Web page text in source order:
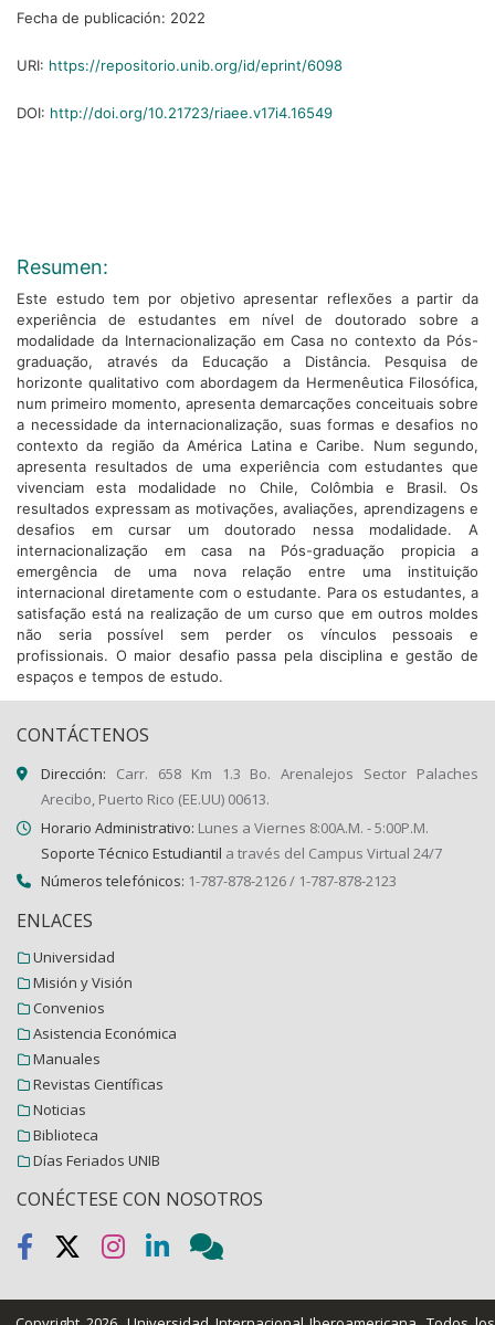
Fecha de publicación: 2022
URI: https://repositorio.unib.org/id/eprint/6098
DOI: http://doi.org/10.21723/riaee.v17i4.16549
Resumen:
Este estudo tem por objetivo apresentar reflexões a partir da
experiência de estudantes em nível de doutorado sobre a
modalidade da Internacionalização em Casa no contexto da Pós-
graduação, através da Educação a Distância. Pesquisa de
horizonte qualitativo com abordagem da Hermenêutica Filosófica,
num primeiro momento, apresenta demarcações conceituais sobre
a necessidade da internacionalização, suas formas e desafios no
contexto da região da América Latina e Caribe. Num segundo,
apresenta resultados de uma experiência com estudantes que
vivenciam esta modalidade no Chile, Colômbia e Brasil. Os
resultados expressam as motivações, avaliações, aprendizagens e
desafios em cursar um doutorado nessa modalidade. A
internacionalização em casa na Pós-graduação propicia a
emergência de uma nova relação entre uma instituição
internacional diretamente com o estudante. Para os estudantes, a
satisfação está na realização de um curso que em outros moldes
não seria possível sem perder os vínculos pessoais e
profissionais. O maior desafio passa pela disciplina e gestão de
espaços e tempos de estudo.
CONTÁCTENOS
Dirección: Carr. 658 Km 1.3 Bo. Arenalejos Sector Palaches
Arecibo, Puerto Rico (EE.UU) 00613.
Horario Administrativo: Lunes a Viernes 8:00A.M. - 5:00P.M.
Soporte Técnico Estudiantil a través del Campus Virtual 24/7
Números telefónicos: 1-787-878-2126 / 1-787-878-2123
ENLACES
Universidad
Misión y Visión
Convenios
Asistencia Económica
Manuales
Revistas Científicas
Noticias
Biblioteca
Días Feriados UNIB
CONÉCTESE CON NOSOTROS